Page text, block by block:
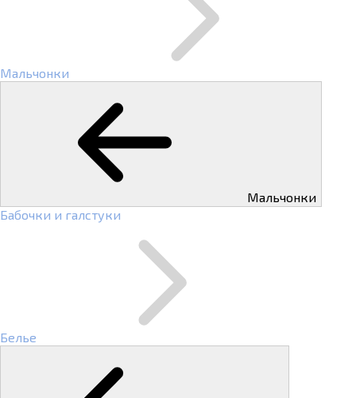
Мальчонки
Мальчонки
Бабочки и галстуки
Белье